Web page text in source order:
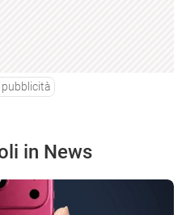
pubblicità
in News